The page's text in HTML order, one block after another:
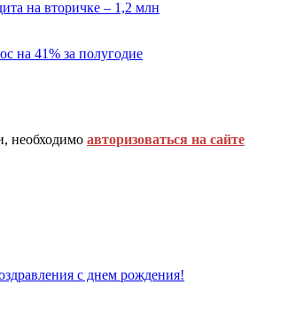
на вторичке – 1,2 млн
на 41% за полугодие
необходимо авторизоваться на сайте
с днем рождения!